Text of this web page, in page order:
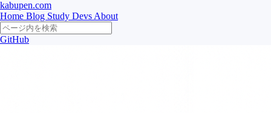
kabupen.com
Home Blog Study Devs About
GitHub